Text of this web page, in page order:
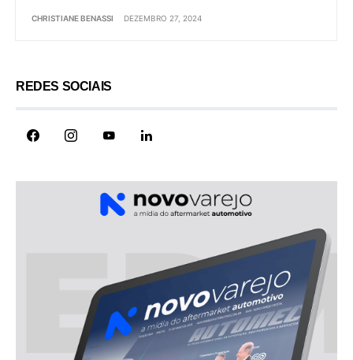
CHRISTIANE BENASSI DEZEMBRO 27, 2024
REDES SOCIAIS